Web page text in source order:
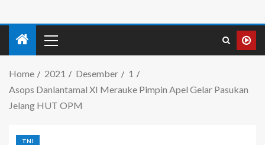
Home 2021 Desember
1
Asops Danlantamal XI Merauke Pimpin Apel Gelar Pasukan
Jelang HUT OPM
TNI